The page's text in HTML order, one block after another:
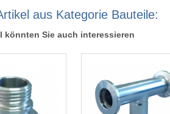
aus Kategorie Bauteile:
könnten Sie auch interessieren